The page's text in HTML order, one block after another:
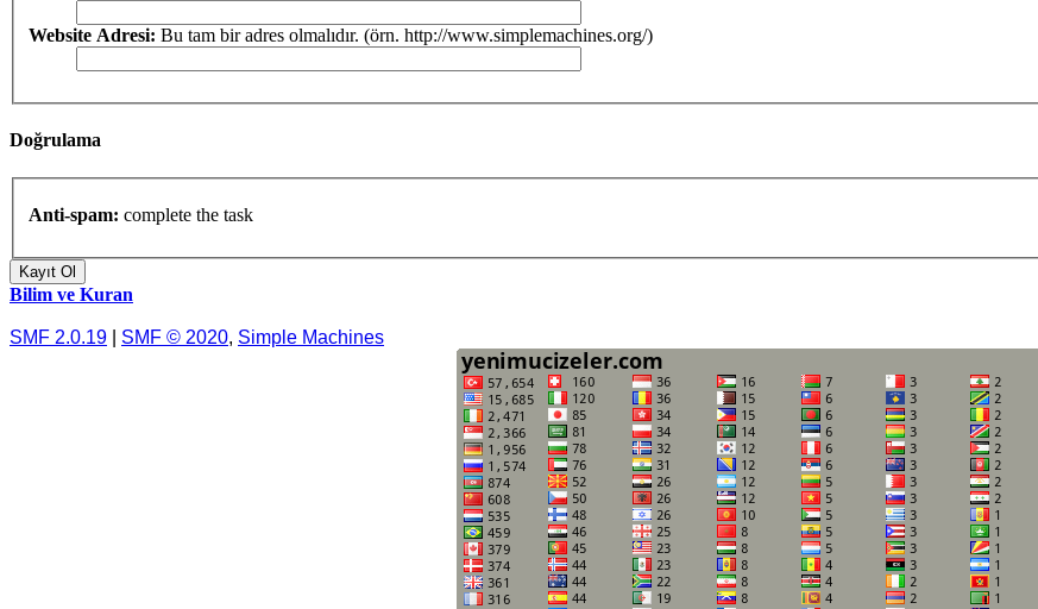
Website Adresi: Bu tam bir adres olmalıdır. (örn. http://www.simplemachines.org/)
Doğrulama
Anti-spam: complete the task
Bilim ve Kuran
SMF 2.0.19 SMF © 2020, Simple Machines